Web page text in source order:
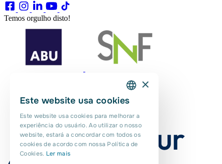
Temos orgulho disto!
DUTCH
PORTUGUESE
×
Este website usa cookies
Este website usa cookies para melhorar a
experiência do usuário. Ao utilizar o nosso
website, estará a concordar com todos os
cookies de acordo com nossa Política de
Cookies. Ler mais